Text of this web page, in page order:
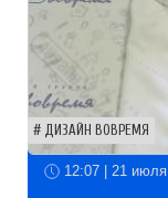
ДИЗАЙН ВОВРЕМЯ
12:07 | 21 июля